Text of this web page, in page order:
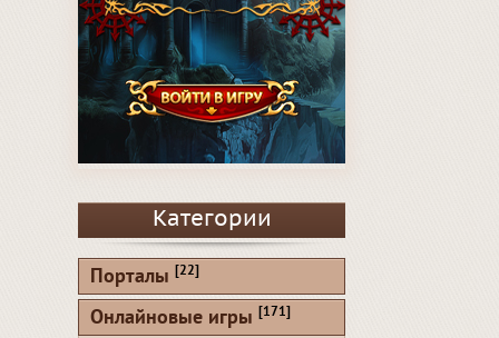
Категории
Порталы [22]
Онлайновые игры [171]